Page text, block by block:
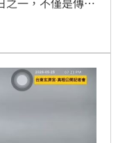
上極難得，若錯